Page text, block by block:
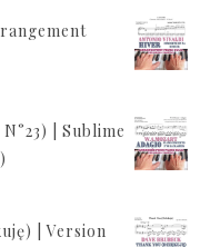
| Sublime
| Version